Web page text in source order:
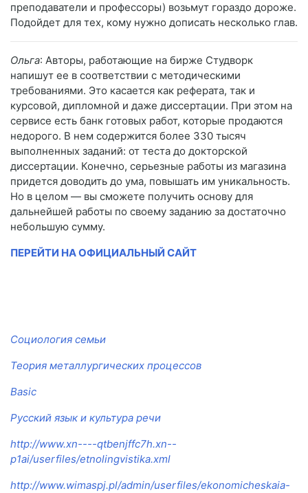
преподаватели и профессоры) возьмут гораздо дороже.
Подойдет для тех, кому нужно дописать несколько глав.
Ольга: Авторы, работающие на бирже Студворк
напишут ее в соответствии с методическими
требованиями. Это касается как реферата, так и
курсовой, дипломной и даже диссертации. При этом на
сервисе есть банк готовых работ, которые продаются
недорого. В нем содержится более 330 тысяч
выполненных заданий: от теста до докторской
диссертации. Конечно, серьезные работы из магазина
придется доводить до ума, повышать им уникальность.
Но в целом — вы сможете получить основу для
дальнейшей работы по своему заданию за достаточно
небольшую сумму.
ПЕРЕЙТИ НА ОФИЦИАЛЬНЫЙ САЙТ
Социология семьи
Теория металлургических процессов
Basic
Русский язык и культура речи
http://www.xn----qtbenjffc7h.xn--
p1ai/userfiles/etnolingvistika.xml
http://www.wimaspj.pl/admin/userfiles/ekonomicheskaia-